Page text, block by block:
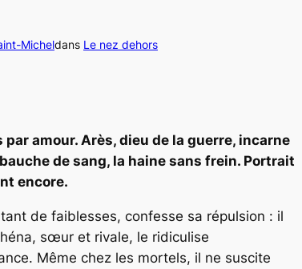
Micheldans Le nez dehors
amour. Arès, dieu de la guerre, incarne
de sang, la haine sans frein. Portrait
encore.
de faiblesses, confesse sa répulsion : il
sœur et rivale, le ridiculise
Même chez les mortels, il ne suscite